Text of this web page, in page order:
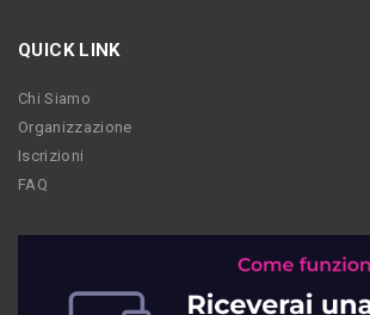
QUICK LINK
Chi Siamo
Organizzazione
Iscrizioni
FAQ